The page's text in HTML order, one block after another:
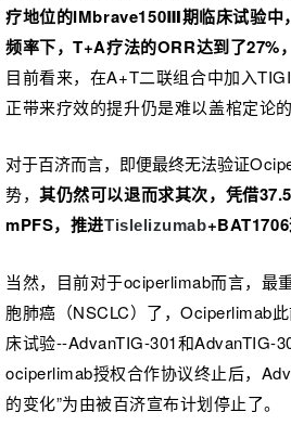
疗地位的IMbrave150Ⅲ期临床试验中
频率下，T+A疗法的ORR达到了27%
目前看来，在A+T二联组合中加入
正带来疗效的提升仍是难以盖棺定论的
对于百济而言，即便最终无法验证
势，其仍然可以退而求其次，凭借
mPFS， 推进Tislelizumab+BAT1
当然，目前对于ociperlimab而言，最
胞肺癌（NSCLC）了，Ociperlimab
床试验--AdvanTIG-301和AdvanTIG-
ociperlimab授权合作协议终止后，
的变化”为由被百济宣布计划停止了。